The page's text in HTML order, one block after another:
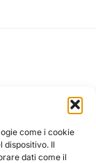
come i cookie
dispositivo. Il
dati come il